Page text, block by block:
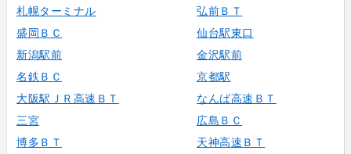
札幌ターミナル
弘前ＢＴ
盛岡ＢＣ
仙台駅東口
新潟駅前
金沢駅前
名鉄ＢＣ
京都駅
大阪駅ＪＲ高速ＢＴ
なんば高速ＢＴ
三宮
広島ＢＣ
博多ＢＴ
天神高速ＢＴ